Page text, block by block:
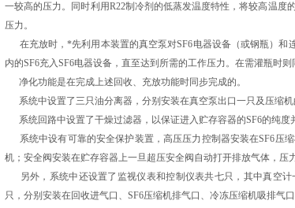
一较高的压力。同时利用R22制冷剂的低蒸发温度特性，将较高温度
压力。
在充放时，*先利用本装置的真空泵对SF6电器设备（或钢瓶）和
内的SF6充入SF6电器设备，直至达到所需的工作压力。在需灌瓶时
净化功能是在完成上述回收、充放功能时同步完成的。
系统中设置了三只油分离器，分别安装在真空泵出口一只及压缩机
系统回路中设置了干燥过滤器，以保证进入贮存容器的SF6的纯度
系统中设有可靠的安全保护装置，高压压力控制器安装在SF6压
机；安全阀安装在贮存容器上一旦超压安全阀自动打开排放气体，压
另外，系统中还设置了监视仪表和控制仪表共七只，其中真空计
只，分别安装在回收进气口、SF6压缩机排气口、冷冻压缩机吸排气